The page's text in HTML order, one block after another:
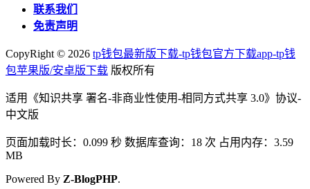
联系我们
免责声明
CopyRight © 2026 tp钱包最新版下载-tp钱包官方下载app-tp钱
包苹果版/安卓版下载 版权所有
适用《知识共享 署名-非商业性使用-相同方式共享 3.0》协议-
中文版
页面加载时长：0.099 秒 数据库查询：18 次 占用内存：3.59
MB
Powered By Z-BlogPHP.